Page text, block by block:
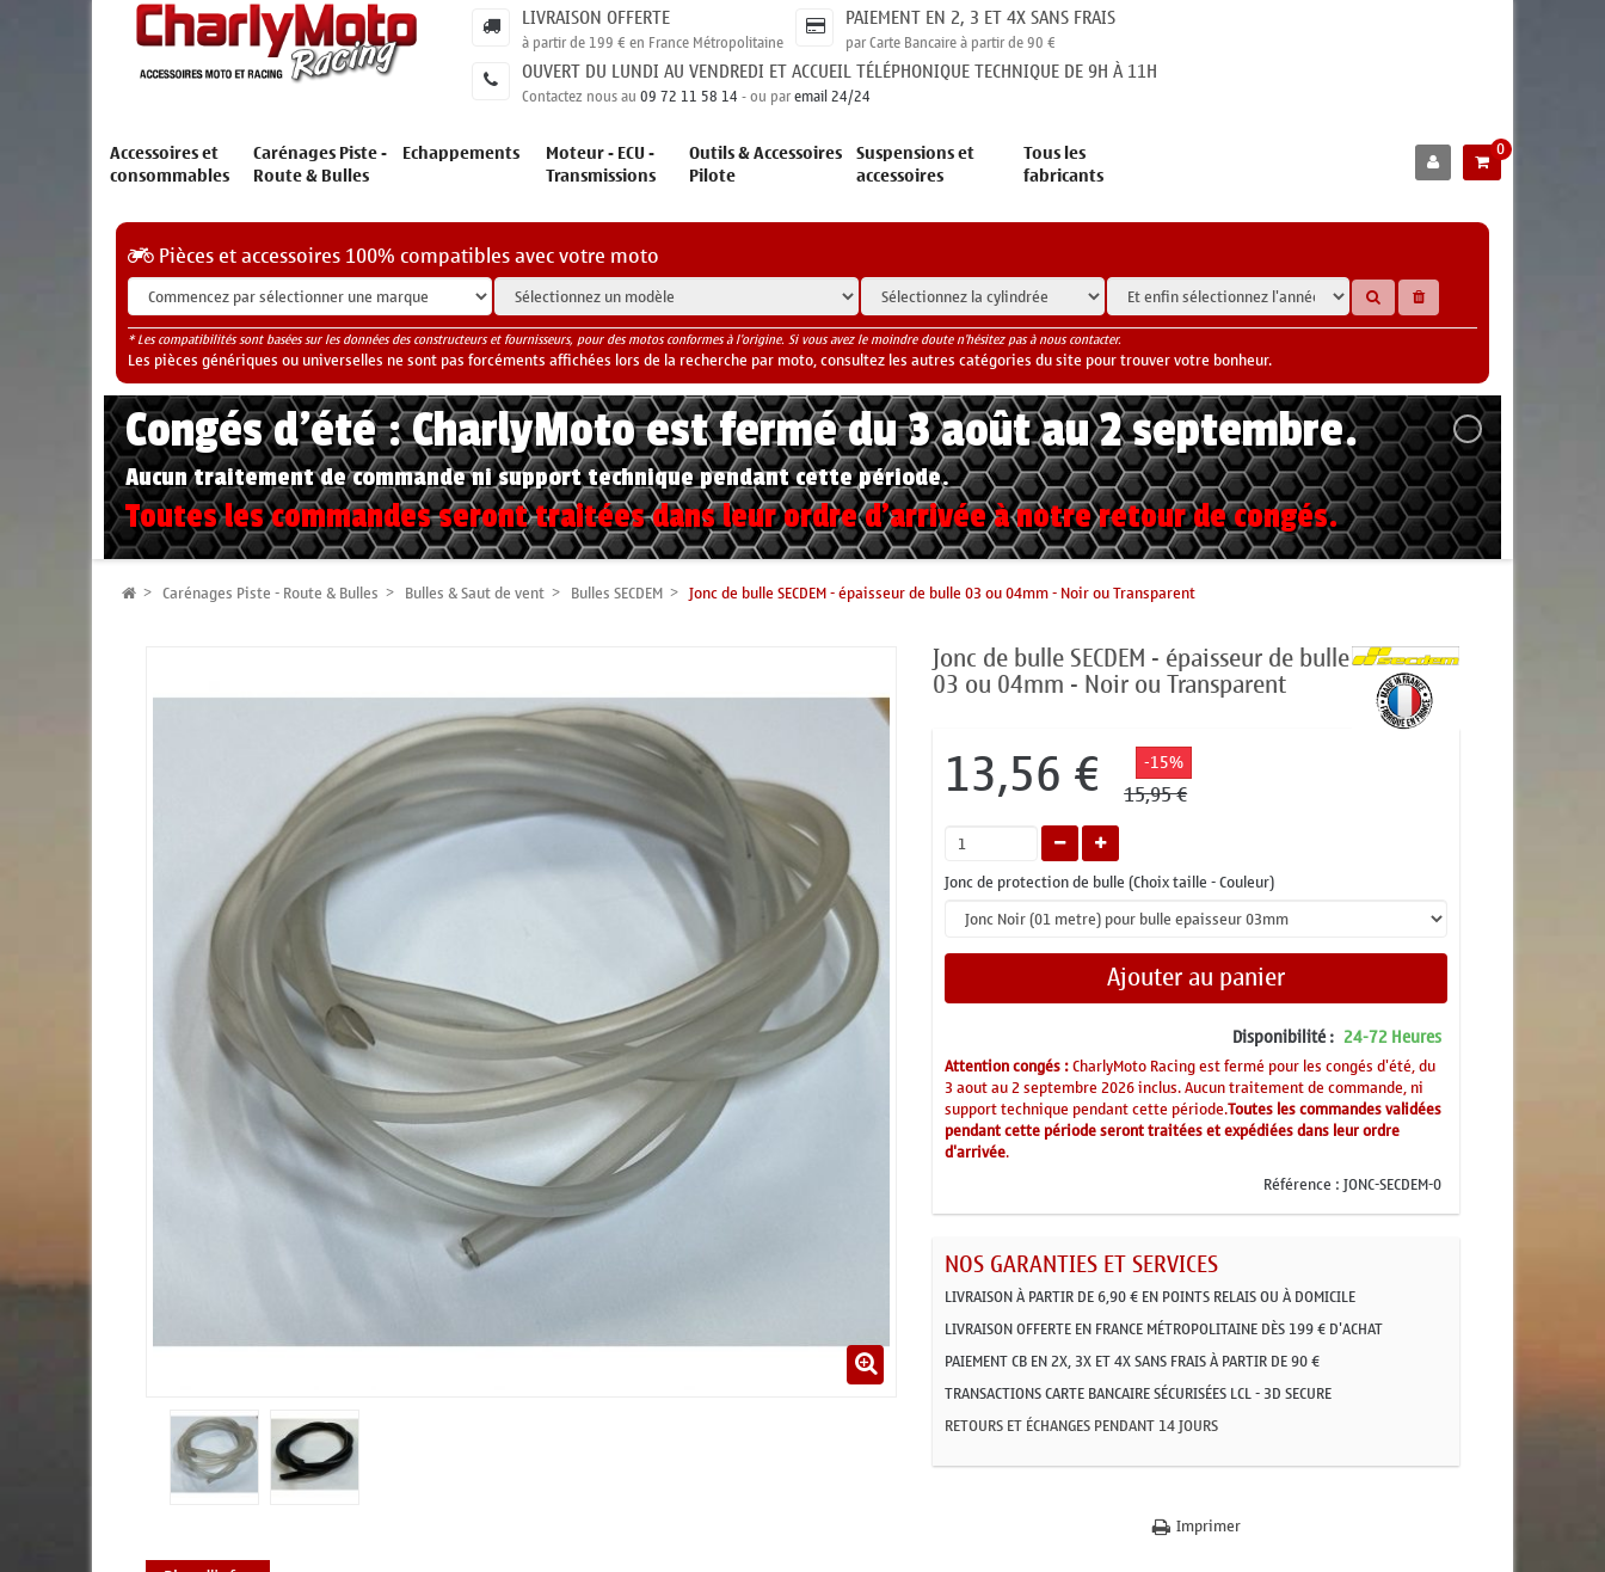
LIVRAISON OFFERTE
à partir de 199 € en France Métropolitaine
PAIEMENT EN 2, 3 ET 4X SANS FRAIS
par Carte Bancaire à partir de 90 €
OUVERT DU LUNDI AU VENDREDI ET ACCUEIL TÉLÉPHONIQUE TECHNIQUE DE 9H À 11H
Contactez nous au09 72 11 58 14- ou paremail 24/24
Accessoires et
consommables
Carénages Piste -
Route & Bulles
Echappements Moteur - ECU -
Transmissions
Outils & Accessoires
Pilote
Suspensions et
accessoires
Tous les
fabricants
0
Pièces et accessoires 100% compatibles avec votre moto
* Les compatibilités sont basées sur les données des constructeurs et fournisseurs, pour des motos conformes à l'origine. Si vous avez le moindre doute n'hésitez pas à nous contacter.
Les pièces génériques ou universelles ne sont pas forcéments affichées lors de la recherche par moto, consultez les autres catégories du site pour trouver votre bonheur.
Congés d'été : CharlyMoto est fermé du 3 août au 2 septembre.
Aucun traitement de commande ni support technique pendant cette période.
Toutes les commandes seront traitées dans leur ordre d'arrivée à notre retour de congés.
Carénages Piste - Route & Bulles Bulles & Saut de vent Bulles SECDEM Jonc de bulle SECDEM - épaisseur de bulle 03 ou 04mm - Noir ou Transparent
Jonc de bulle SECDEM - épaisseur de bulle
03 ou 04mm - Noir ou Transparent
13,56 € -15%
15,95 €
Jonc de protection de bulle (Choix taille - Couleur)
Ajouter au panier
Disponibilité : 24-72 Heures
Attention congés :CharlyMoto Racing est fermé pour les congés d'été, du
3 aout au 2 septembre 2026 inclus. Aucun traitement de commande, ni
support technique pendant cette période.Toutes les commandes validées
pendant cette période seront traitées et expédiées dans leur ordre
d'arrivée.
Référence :JONC-SECDEM-0
NOS GARANTIES ET SERVICES
LIVRAISON À PARTIR DE 6,90 € EN POINTS RELAIS OU À DOMICILE
LIVRAISON OFFERTE EN FRANCE MÉTROPOLITAINE DÈS 199 € D'ACHAT
PAIEMENT CB EN 2X, 3X ET 4X SANS FRAIS À PARTIR DE 90 €
TRANSACTIONS CARTE BANCAIRE SÉCURISÉES LCL - 3D SECURE
RETOURS ET ÉCHANGES PENDANT 14 JOURS
Imprimer